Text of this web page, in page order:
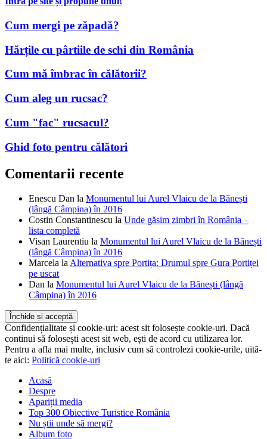
Cum mergi pe zăpadă?
Hărțile cu pârtiile de schi din România
Cum mă îmbrac în călătorii?
Cum aleg un rucsac?
Cum "fac" rucsacul?
Ghid foto pentru călători
Comentarii recente
Enescu Dan la Monumentul lui Aurel Vlaicu de la Bănești
(lângă Câmpina) în 2016
Costin Constantinescu la Unde găsim zimbri în România –
lista completă
Visan Laurentiu la Monumentul lui Aurel Vlaicu de la Bănești
(lângă Câmpina) în 2016
Marcela laAlternativa spre Portița: Drumul spre Gura Portiței
pe uscat
Dan la Monumentul lui Aurel Vlaicu de la Bănești (lângă
Câmpina) în 2016
Confidențialitate și cookie-uri: acest sit folosește cookie-uri. Dacă
continui să folosești acest sit web, ești de acord cu utilizarea lor.
Pentru a afla mai multe, inclusiv cum să controlezi cookie-urile, uită-
te aici: Politică cookie-uri
Acasă
Despre
Apariții media
Top 300 Obiective Turistice România
Nu știi unde să mergi?
Album foto